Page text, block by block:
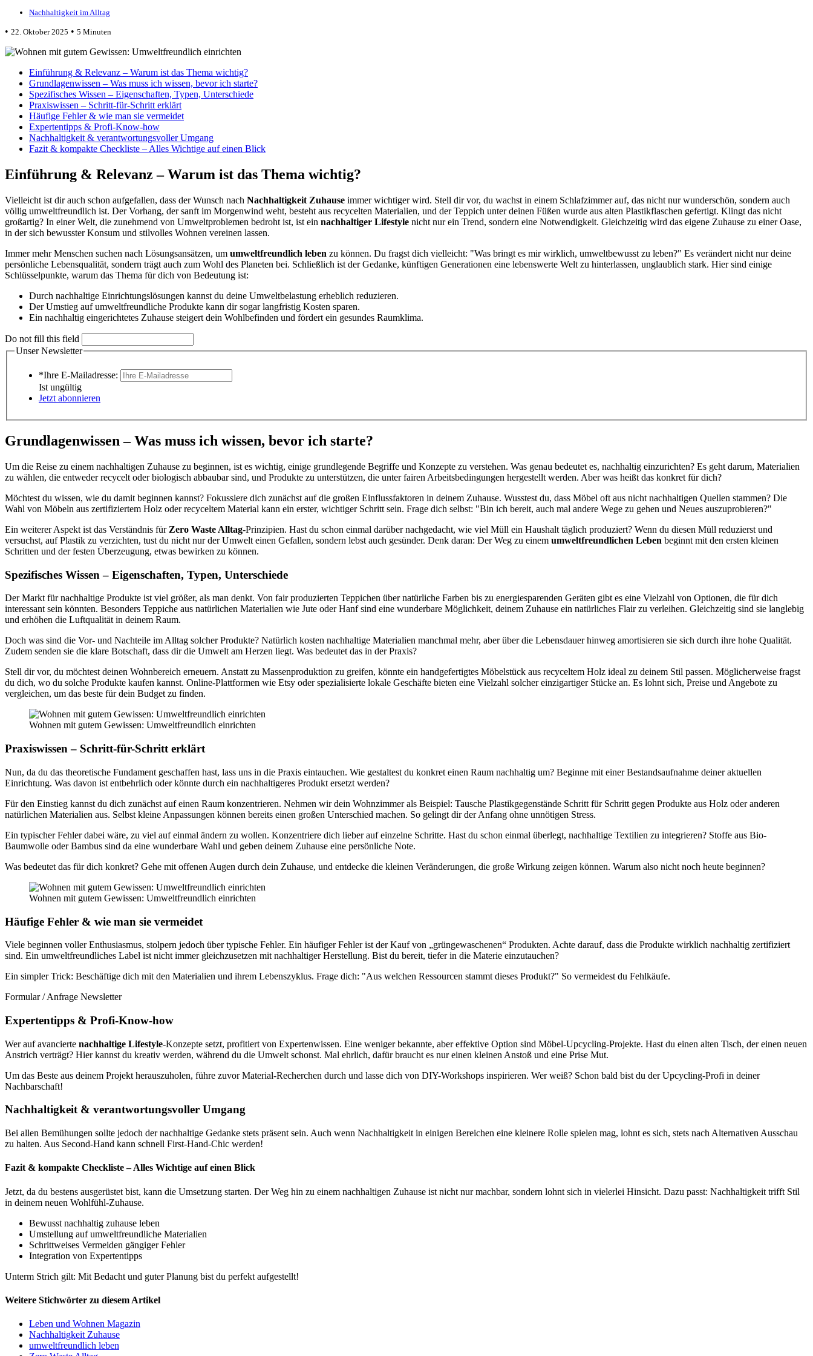
Nachhaltigkeit im Alltag
• 22. Oktober 2025 • 5 Minuten
Einführung & Relevanz – Warum ist das Thema wichtig?
Grundlagenwissen – Was muss ich wissen, bevor ich starte?
Spezifisches Wissen – Eigenschaften, Typen, Unterschiede
Praxiswissen – Schritt-für-Schritt erklärt
Häufige Fehler & wie man sie vermeidet
Expertentipps & Profi-Know-how
Nachhaltigkeit & verantwortungsvoller Umgang
Fazit & kompakte Checkliste – Alles Wichtige auf einen Blick
Einführung & Relevanz – Warum ist das Thema wichtig?
Vielleicht ist dir auch schon aufgefallen, dass der Wunsch nach Nachhaltigkeit Zuhause immer wichtiger wird. Stell dir vor, du wachst in einem Schlafzimmer auf, das nicht nur wunderschön, sondern auch
völlig umweltfreundlich ist. Der Vorhang, der sanft im Morgenwind weht, besteht aus recycelten Materialien, und der Teppich unter deinen Füßen wurde aus alten Plastikflaschen gefertigt. Klingt das nicht
großartig? In einer Welt, die zunehmend von Umweltproblemen bedroht ist, ist ein nachhaltiger Lifestyle nicht nur ein Trend, sondern eine Notwendigkeit. Gleichzeitig wird das eigene Zuhause zu einer Oase,
in der sich bewusster Konsum und stilvolles Wohnen vereinen lassen.
Immer mehr Menschen suchen nach Lösungsansätzen, um umweltfreundlich leben zu können. Du fragst dich vielleicht: "Was bringt es mir wirklich, umweltbewusst zu leben?" Es verändert nicht nur deine
persönliche Lebensqualität, sondern trägt auch zum Wohl des Planeten bei. Schließlich ist der Gedanke, künftigen Generationen eine lebenswerte Welt zu hinterlassen, unglaublich stark. Hier sind einige
Schlüsselpunkte, warum das Thema für dich von Bedeutung ist:
Durch nachhaltige Einrichtungslösungen kannst du deine Umweltbelastung erheblich reduzieren.
Der Umstieg auf umweltfreundliche Produkte kann dir sogar langfristig Kosten sparen.
Ein nachhaltig eingerichtetes Zuhause steigert dein Wohlbefinden und fördert ein gesundes Raumklima.
Do not fill this field
Unser Newsletter
*Ihre E-Mailadresse:
Ist ungültig
Jetzt abonnieren
Grundlagenwissen – Was muss ich wissen, bevor ich starte?
Um die Reise zu einem nachhaltigen Zuhause zu beginnen, ist es wichtig, einige grundlegende Begriffe und Konzepte zu verstehen. Was genau bedeutet es, nachhaltig einzurichten? Es geht darum, Materialien
zu wählen, die entweder recycelt oder biologisch abbaubar sind, und Produkte zu unterstützen, die unter fairen Arbeitsbedingungen hergestellt werden. Aber was heißt das konkret für dich?
Möchtest du wissen, wie du damit beginnen kannst? Fokussiere dich zunächst auf die großen Einflussfaktoren in deinem Zuhause. Wusstest du, dass Möbel oft aus nicht nachhaltigen Quellen stammen? Die
Wahl von Möbeln aus zertifiziertem Holz oder recyceltem Material kann ein erster, wichtiger Schritt sein. Frage dich selbst: "Bin ich bereit, auch mal andere Wege zu gehen und Neues auszuprobieren?"
Ein weiterer Aspekt ist das Verständnis für Zero Waste Alltag-Prinzipien. Hast du schon einmal darüber nachgedacht, wie viel Müll ein Haushalt täglich produziert? Wenn du diesen Müll reduzierst und
versuchst, auf Plastik zu verzichten, tust du nicht nur der Umwelt einen Gefallen, sondern lebst auch gesünder. Denk daran: Der Weg zu einem umweltfreundlichen Leben beginnt mit den ersten kleinen
Schritten und der festen Überzeugung, etwas bewirken zu können.
Spezifisches Wissen – Eigenschaften, Typen, Unterschiede
Der Markt für nachhaltige Produkte ist viel größer, als man denkt. Von fair produzierten Teppichen über natürliche Farben bis zu energiesparenden Geräten gibt es eine Vielzahl von Optionen, die für dich
interessant sein könnten. Besonders Teppiche aus natürlichen Materialien wie Jute oder Hanf sind eine wunderbare Möglichkeit, deinem Zuhause ein natürliches Flair zu verleihen. Gleichzeitig sind sie langlebig
und erhöhen die Luftqualität in deinem Raum.
Doch was sind die Vor- und Nachteile im Alltag solcher Produkte? Natürlich kosten nachhaltige Materialien manchmal mehr, aber über die Lebensdauer hinweg amortisieren sie sich durch ihre hohe Qualität.
Zudem senden sie die klare Botschaft, dass dir die Umwelt am Herzen liegt. Was bedeutet das in der Praxis?
Stell dir vor, du möchtest deinen Wohnbereich erneuern. Anstatt zu Massenproduktion zu greifen, könnte ein handgefertigtes Möbelstück aus recyceltem Holz ideal zu deinem Stil passen. Möglicherweise fragst
du dich, wo du solche Produkte kaufen kannst. Online-Plattformen wie Etsy oder spezialisierte lokale Geschäfte bieten eine Vielzahl solcher einzigartiger Stücke an. Es lohnt sich, Preise und Angebote zu
vergleichen, um das beste für dein Budget zu finden.
Wohnen mit gutem Gewissen: Umweltfreundlich einrichten
Praxiswissen – Schritt-für-Schritt erklärt
Nun, da du das theoretische Fundament geschaffen hast, lass uns in die Praxis eintauchen. Wie gestaltest du konkret einen Raum nachhaltig um? Beginne mit einer Bestandsaufnahme deiner aktuellen
Einrichtung. Was davon ist entbehrlich oder könnte durch ein nachhaltigeres Produkt ersetzt werden?
Für den Einstieg kannst du dich zunächst auf einen Raum konzentrieren. Nehmen wir dein Wohnzimmer als Beispiel: Tausche Plastikgegenstände Schritt für Schritt gegen Produkte aus Holz oder anderen
natürlichen Materialien aus. Selbst kleine Anpassungen können bereits einen großen Unterschied machen. So gelingt dir der Anfang ohne unnötigen Stress.
Ein typischer Fehler dabei wäre, zu viel auf einmal ändern zu wollen. Konzentriere dich lieber auf einzelne Schritte. Hast du schon einmal überlegt, nachhaltige Textilien zu integrieren? Stoffe aus Bio-
Baumwolle oder Bambus sind da eine wunderbare Wahl und geben deinem Zuhause eine persönliche Note.
Was bedeutet das für dich konkret? Gehe mit offenen Augen durch dein Zuhause, und entdecke die kleinen Veränderungen, die große Wirkung zeigen können. Warum also nicht noch heute beginnen?
Wohnen mit gutem Gewissen: Umweltfreundlich einrichten
Häufige Fehler & wie man sie vermeidet
Viele beginnen voller Enthusiasmus, stolpern jedoch über typische Fehler. Ein häufiger Fehler ist der Kauf von „grüngewaschenen“ Produkten. Achte darauf, dass die Produkte wirklich nachhaltig zertifiziert
sind. Ein umweltfreundliches Label ist nicht immer gleichzusetzen mit nachhaltiger Herstellung. Bist du bereit, tiefer in die Materie einzutauchen?
Ein simpler Trick: Beschäftige dich mit den Materialien und ihrem Lebenszyklus. Frage dich: "Aus welchen Ressourcen stammt dieses Produkt?" So vermeidest du Fehlkäufe.
Formular / Anfrage Newsletter
Expertentipps & Profi-Know-how
Wer auf avancierte nachhaltige Lifestyle-Konzepte setzt, profitiert von Expertenwissen. Eine weniger bekannte, aber effektive Option sind Möbel-Upcycling-Projekte. Hast du einen alten Tisch, der einen neuen
Anstrich verträgt? Hier kannst du kreativ werden, während du die Umwelt schonst. Mal ehrlich, dafür braucht es nur einen kleinen Anstoß und eine Prise Mut.
Um das Beste aus deinem Projekt herauszuholen, führe zuvor Material-Recherchen durch und lasse dich von DIY-Workshops inspirieren. Wer weiß? Schon bald bist du der Upcycling-Profi in deiner
Nachbarschaft!
Nachhaltigkeit & verantwortungsvoller Umgang
Bei allen Bemühungen sollte jedoch der nachhaltige Gedanke stets präsent sein. Auch wenn Nachhaltigkeit in einigen Bereichen eine kleinere Rolle spielen mag, lohnt es sich, stets nach Alternativen Ausschau
zu halten. Aus Second-Hand kann schnell First-Hand-Chic werden!
Fazit & kompakte Checkliste – Alles Wichtige auf einen Blick
Jetzt, da du bestens ausgerüstet bist, kann die Umsetzung starten. Der Weg hin zu einem nachhaltigen Zuhause ist nicht nur machbar, sondern lohnt sich in vielerlei Hinsicht. Dazu passt: Nachhaltigkeit trifft Stil
in deinem neuen Wohlfühl-Zuhause.
Bewusst nachhaltig zuhause leben
Umstellung auf umweltfreundliche Materialien
Schrittweises Vermeiden gängiger Fehler
Integration von Expertentipps
Unterm Strich gilt: Mit Bedacht und guter Planung bist du perfekt aufgestellt!
Weitere Stichwörter zu diesem Artikel
Leben und Wohnen Magazin
Nachhaltigkeit Zuhause
umweltfreundlich leben